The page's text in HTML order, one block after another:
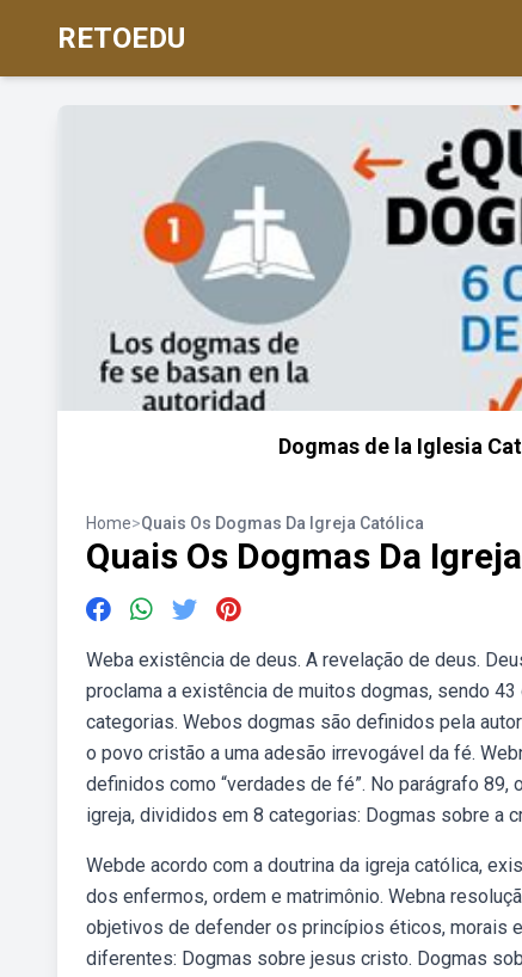
RETOEDU
Dogmas de la Iglesia
Home>Quais Os Dogmas Da Igreja Católica
Quais Os Dogmas Da
Weba existência de deus. A revelação de deus.
proclama a existência de muitos dogmas, sendo
categorias. Webos dogmas são definidos pela
o povo cristão a uma adesão irrevogável da fé.
definidos como “verdades de fé”. No parágrafo
igreja, divididos em 8 categorias: Dogmas sobre a
Webde acordo com a doutrina da igreja católica,
dos enfermos, ordem e matrimônio. Webna
objetivos de defender os princípios éticos, morais
diferentes: Dogmas sobre jesus cristo. Dogmas